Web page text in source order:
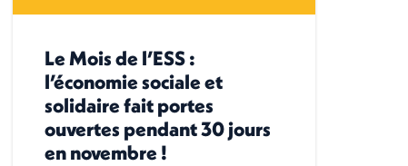
Le Mois de l’ESS :
l’économie sociale et
solidaire fait portes
ouvertes pendant 30 jours
en novembre !